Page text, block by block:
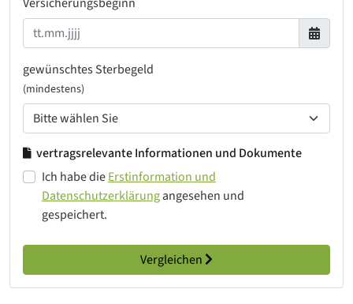
gewünschtes Sterbegeld
(mindestens)
vertragsrelevante Informationen und Dokumente
Ich habe dieErstinformation und
Datenschutzerklärungangesehen und
gespeichert.
Vergleichen